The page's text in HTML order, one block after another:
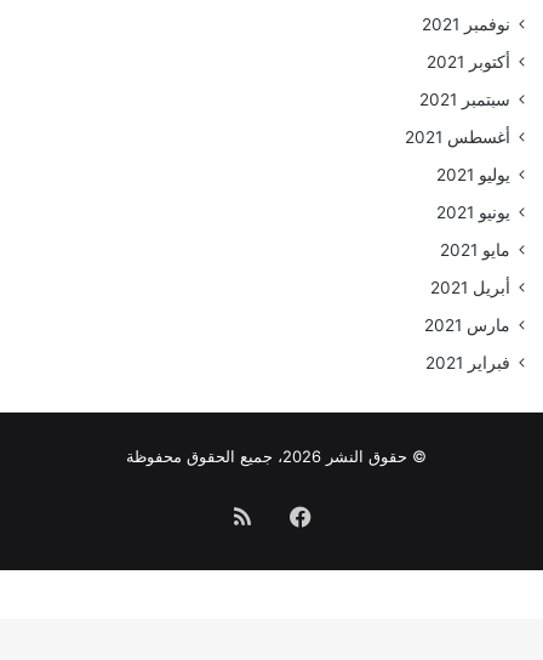
نوفمبر 2021
أكتوبر 2021
سبتمبر 2021
أغسطس 2021
يوليو 2021
يونيو 2021
مايو 2021
أبريل 2021
مارس 2021
فبراير 2021
© حقوق النشر 2026، جميع الحقوق محفوظة
فيسبوكملخص
الموقع